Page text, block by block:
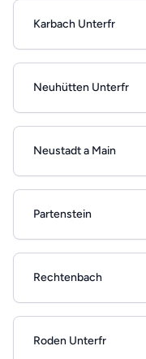
Karbach Unterfr
Neuhütten Unterfr
Neustadt a Main
Partenstein
Rechtenbach
Roden Unterfr